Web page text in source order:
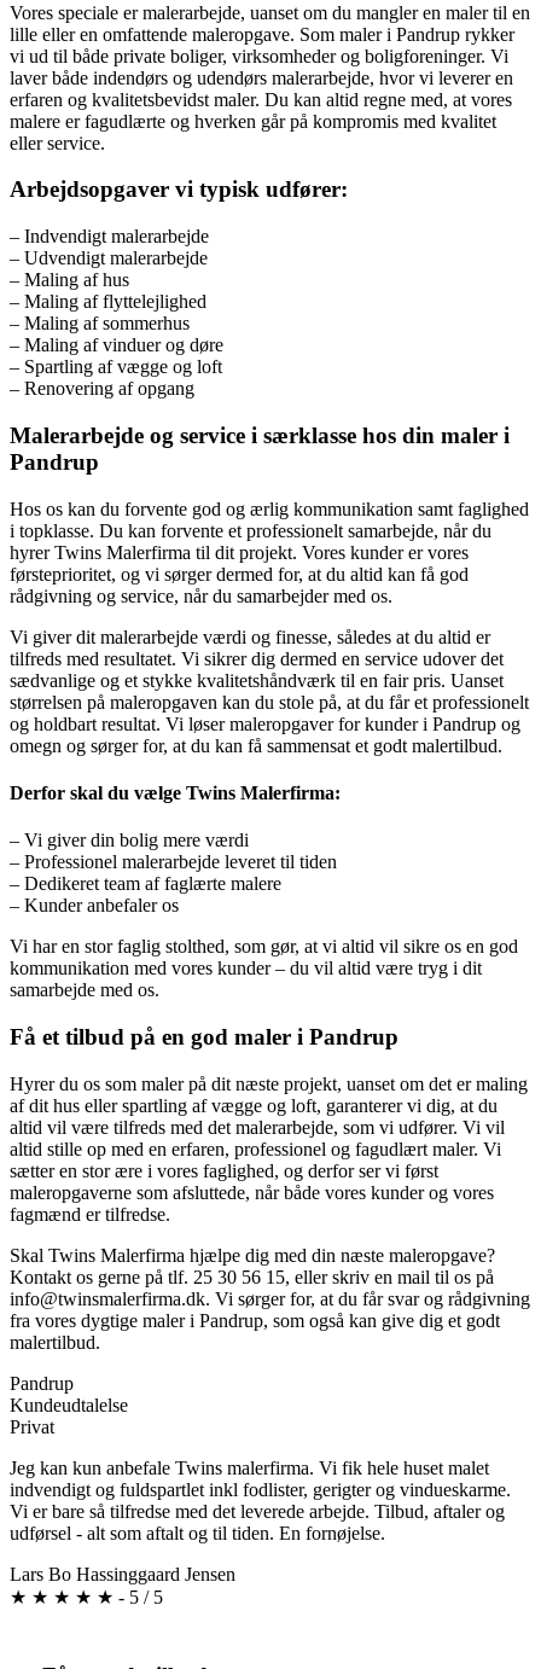
Vores speciale er malerarbejde, uanset om du mangler en maler til en
lille eller en omfattende maleropgave. Som maler i Pandrup rykker
vi ud til både private boliger, virksomheder og boligforeninger. Vi
laver både indendørs og udendørs malerarbejde, hvor vi leverer en
erfaren og kvalitetsbevidst maler. Du kan altid regne med, at vores
malere er fagudlærte og hverken går på kompromis med kvalitet
eller service.
Arbejdsopgaver vi typisk udfører:
– Indvendigt malerarbejde
– Udvendigt malerarbejde
– Maling af hus
– Maling af flyttelejlighed
– Maling af sommerhus
– Maling af vinduer og døre
– Spartling af vægge og loft
– Renovering af opgang
Malerarbejde og service i særklasse hos din maler i
Pandrup
Hos os kan du forvente god og ærlig kommunikation samt faglighed
i topklasse. Du kan forvente et professionelt samarbejde, når du
hyrer Twins Malerfirma til dit projekt. Vores kunder er vores
førsteprioritet, og vi sørger dermed for, at du altid kan få god
rådgivning og service, når du samarbejder med os.
Vi giver dit malerarbejde værdi og finesse, således at du altid er
tilfreds med resultatet. Vi sikrer dig dermed en service udover det
sædvanlige og et stykke kvalitetshåndværk til en fair pris. Uanset
størrelsen på maleropgaven kan du stole på, at du får et professionelt
og holdbart resultat. Vi løser maleropgaver for kunder i Pandrup og
omegn og sørger for, at du kan få sammensat et godt malertilbud.
Derfor skal du vælge Twins Malerfirma:
– Vi giver din bolig mere værdi
– Professionel malerarbejde leveret til tiden
– Dedikeret team af faglærte malere
– Kunder anbefaler os
Vi har en stor faglig stolthed, som gør, at vi altid vil sikre os en god
kommunikation med vores kunder – du vil altid være tryg i dit
samarbejde med os.
Få et tilbud på en god maler i Pandrup
Hyrer du os som maler på dit næste projekt, uanset om det er maling
af dit hus eller spartling af vægge og loft, garanterer vi dig, at du
altid vil være tilfreds med det malerarbejde, som vi udfører. Vi vil
altid stille op med en erfaren, professionel og fagudlært maler. Vi
sætter en stor ære i vores faglighed, og derfor ser vi først
maleropgaverne som afsluttede, når både vores kunder og vores
fagmænd er tilfredse.
Skal Twins Malerfirma hjælpe dig med din næste maleropgave?
Kontakt os gerne på tlf. 25 30 56 15, eller skriv en mail til os på
info@twinsmalerfirma.dk. Vi sørger for, at du får svar og rådgivning
fra vores dygtige maler i Pandrup, som også kan give dig et godt
malertilbud.
Pandrup
Kundeudtalelse
Privat
Jeg kan kun anbefale Twins malerfirma. Vi fik hele huset malet
indvendigt og fuldspartlet inkl fodlister, gerigter og vindueskarme.
Vi er bare så tilfredse med det leverede arbejde. Tilbud, aftaler og
udførsel - alt som aftalt og til tiden. En fornøjelse.
Lars Bo Hassinggaard Jensen
★ ★ ★ ★ ★ - 5 / 5